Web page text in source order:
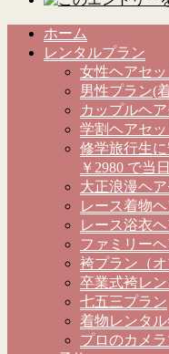
ホーム
レンタルプラン
女性ヘアセ
男性プラン(
カップルヘ
学割ヘアセ
修学旅行生
￥2980 で当
大正浪漫ヘ
レース着物
レース浴衣
ファミリー
袴プラン（オ
卒業式袴レ
七五三プラン
着物レンタ
プロのカメ